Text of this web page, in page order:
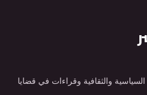
والثقافية وقراءات في قضايا